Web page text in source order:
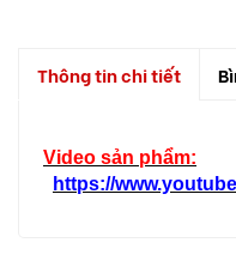
Thông tin chi tiết
Video sản phẩm:
https://